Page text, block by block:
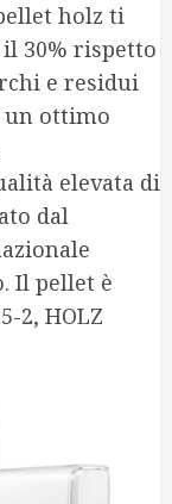
holz ti
30% rispetto
e residui
un ottimo
elevata di
dal
Il pellet è
2, HOLZ